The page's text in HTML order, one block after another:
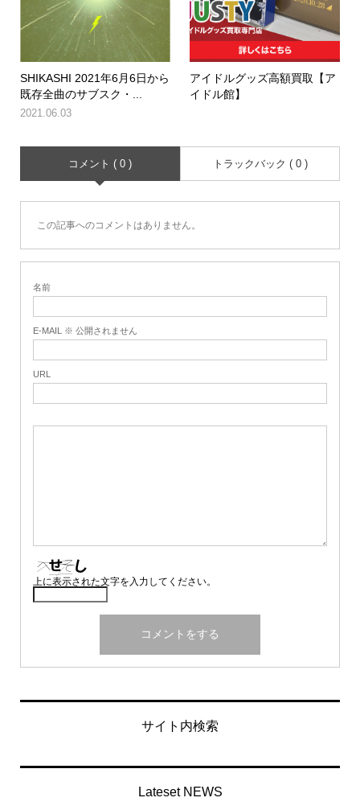
SHIKASHI 2021年6月6日から
既存全曲のサブスク・...
2021.06.03
アイドルグッズ高額買取【ア
イドル館】
コメント ( 0 ) トラックバック ( 0 )
この記事へのコメントはありません。
名前
E-MAIL ※ 公開されません
URL
上に表示された文字を入力してください。
サイト内検索
Lateset NEWS